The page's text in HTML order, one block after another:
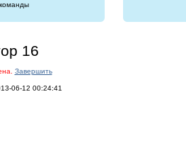
команды
16
Завершить
06-12 00:24:41